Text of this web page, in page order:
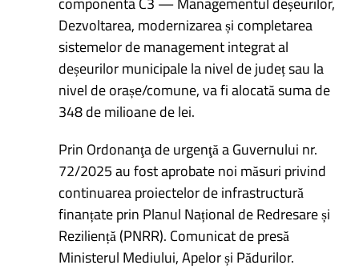
Dezvoltarea, modernizarea și completarea
sistemelor de management integrat al
deșeurilor municipale la nivel de județ sau la
nivel de orașe/comune, va fi alocată suma de
348 de milioane de lei.
Prin Ordonanţa de urgenţă a Guvernului nr.
72/2025 au fost aprobate noi măsuri privind
continuarea proiectelor de infrastructură
finanțate prin Planul Național de Redresare și
Reziliență (PNRR). Comunicat de presă
Ministerul Mediului, Apelor și Pădurilor.